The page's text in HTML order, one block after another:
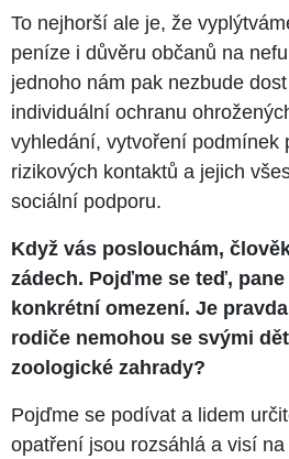
To nejhorší ale je, že
peníze i důvěru občanů na
jednoho nám pak nezbude
individuální ochranu
vyhledání, vytvoření podmínek
rizikových kontaktů a jejich
sociální podporu.
Když vás poslouchám,
zádech. Pojďme se teď,
konkrétní omezení. Je
rodiče nemohou se svými
zoologické zahrady?
Pojďme se podívat a lidem
opatření jsou rozsáhlá a visí